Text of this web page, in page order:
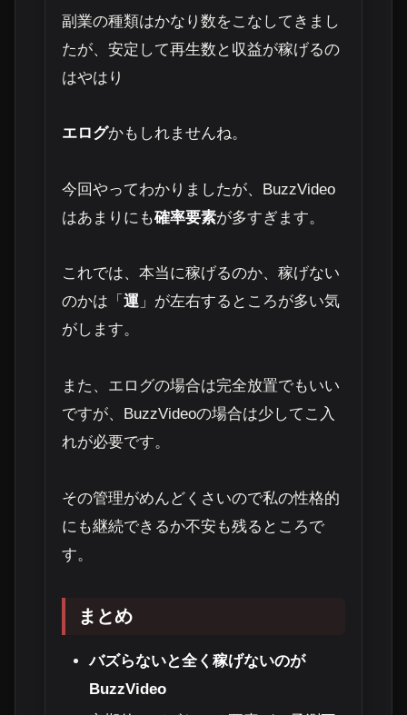
副業の種類はかなり数をこなしてきまし
たが、安定して再生数と収益が稼げるの
はやはり
エログかもしれませんね。
今回やってわかりましたが、BuzzVideo
はあまりにも確率要素が多すぎます。
これでは、本当に稼げるのか、稼げない
のかは「運 」が左右するところが多い気
がします。
また、エログの場合は完全放置でもいい
ですが、BuzzVideoの場合は少してこ入
れが必要です。
その管理がめんどくさいので私の性格的
にも継続できるか不安も残るところで
す。
まとめ
バズらないと全く稼げないのが
BuzzVideo